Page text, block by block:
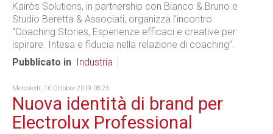
Kairòs Solutions, in partnership con Bianco & Bruno e
Studio Beretta & Associati, organizza l’incontro
“Coaching Stories, Esperienze efficaci e creative per
ispirare. Intesa e fiducia nella relazione di coaching”.
Pubblicato in
Industria
Mercoledì, 16 Ottobre 2019 08:25
Nuova identità di brand per
Electrolux Professional